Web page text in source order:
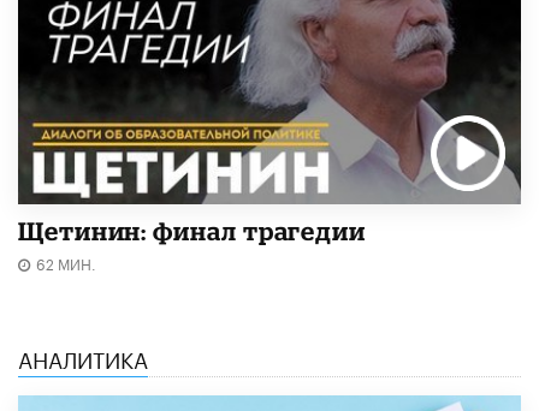
Щетинин: финал трагедии
62 МИН.
АНАЛИТИКА